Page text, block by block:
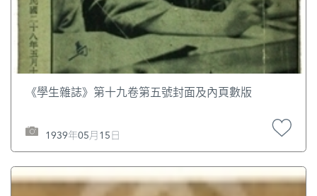
《學生雜誌》第十九卷第五號封面及內頁數版
1939年05月15日